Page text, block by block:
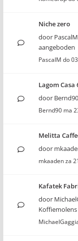
Niche zero
door PascalM
aangeboden
PascalM do
Lagom Casa
door Bernd90
Bernd90 ma
Melitta
door
mkaadenza
Kafatek
door